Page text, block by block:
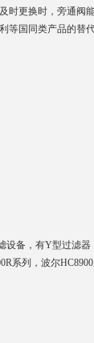
更换时，旁通阀能
国同类产品的替代
，有Y型过滤器
系列，波尔